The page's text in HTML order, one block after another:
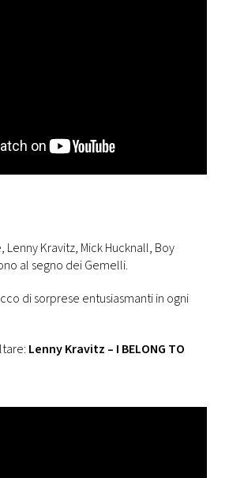
Lenny Kravitz, Mick Hucknall, Boy
al segno dei Gemelli.
di sorprese entusiasmanti in ogni
Lenny Kravitz – I BELONG TO